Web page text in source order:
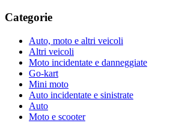
Categorie
Auto, moto e altri veicoli
Altri veicoli
Moto incidentate e danneggiate
Go-kart
Mini moto
Auto incidentate e sinistrate
Auto
Moto e scooter